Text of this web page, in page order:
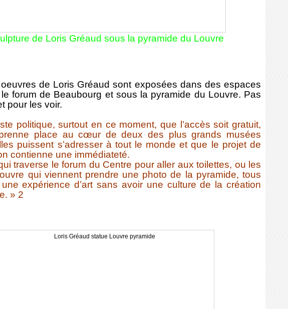
de Loris Gréaud sous la pyramide du Louvre
de Loris Gréaud sont exposées dans des espaces
forum de Beaubourg et sous la pyramide du Louvre. Pas
pour les voir.
politique, surtout en ce moment, que l’accès soit gratuit,
place au cœur de deux des plus grands musées
puissent s’adresser à tout le monde et que le projet de
contienne une immédiateté.
traverse le forum du Centre pour aller aux toilettes, ou les
qui viennent prendre une photo de la pyramide, tous
expérience d’art sans avoir une culture de la création
» 2